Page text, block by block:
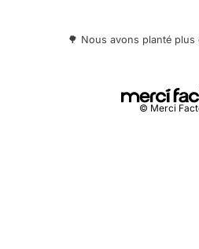
🌳 Nous avons planté plus
© Merci